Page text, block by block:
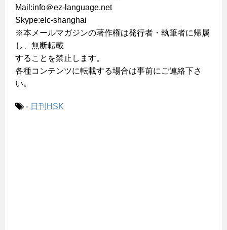
Mail:info＠ez-language.net
Skype:elc-shanghai
※本メールマガジンの著作権は発行者・執筆者に帰属
し、無断転載
することを禁止します。
各種コンテンツに転載する場合は事前にご連絡下さ
い。
- 日刊HSK